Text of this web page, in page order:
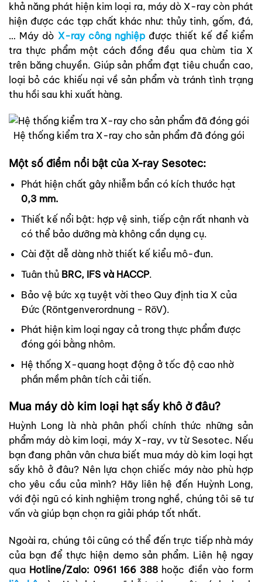
khả năng phát hiện kim loại ra, máy dò X-ray còn phát
hiện được các tạp chất khác như: thủy tinh, gốm, đá,
… Máy dò X-ray công nghiệpđược thiết kế để kiểm
tra thực phẩm một cách đồng đều qua chùm tia X
trên băng chuyền. Giúp sản phẩm đạt tiêu chuẩn cao,
loại bỏ các khiếu nại về sản phẩm và tránh tình trạng
thu hồi sau khi xuất hàng.
Hệ thống kiểm tra X-ray cho sản phẩm đã đóng gói
Một số điểm nổi bật của X-ray Sesotec:
Phát hiện chất gây nhiễm bẩn có kích thước hạt
0,3 mm.
Thiết kế nổi bật: hợp vệ sinh, tiếp cận rất nhanh và
có thể bảo dưỡng mà không cần dụng cụ.
Cài đặt dễ dàng nhờ thiết kế kiểu mô-đun.
Tuân thủ BRC, IFS và HACCP.
Bảo vệ bức xạ tuyệt vời theo Quy định tia X của
Đức (Röntgenverordnung − RöV).
Phát hiện kim loại ngay cả trong thực phẩm được
đóng gói bằng nhôm.
Hệ thống X-quang hoạt động ở tốc độ cao nhờ
phần mềm phân tích cải tiến.
Mua máy dò kim loại hạt sấy khô ở đâu?
Huỳnh Long là nhà phân phối chính thức những sản
phẩm máy dò kim loại, máy X-ray, vv từ Sesotec. Nếu
bạn đang phân vân chưa biết mua máy dò kim loại hạt
sấy khô ở đâu? Nên lựa chọn chiếc máy nào phù hợp
cho yêu cầu của mình? Hãy liên hệ đến Huỳnh Long,
với đội ngũ có kinh nghiệm trong nghề, chúng tôi sẽ tư
vấn và giúp bạn chọn ra giải pháp tốt nhất.
Ngoài ra, chúng tôi cũng có thể đến trực tiếp nhà máy
của bạn để thực hiện demo sản phẩm. Liên hệ ngay
qua Hotline/Zalo: 0961 166 388 hoặc điền vào form